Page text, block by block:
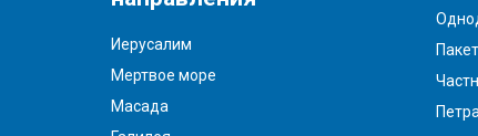
Иерусалим
Мертвое море
Масада